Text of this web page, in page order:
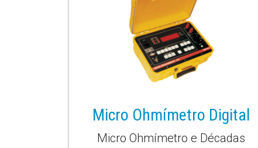
Micro Ohmímetro Digital
Micro Ohmímetro e Décadas